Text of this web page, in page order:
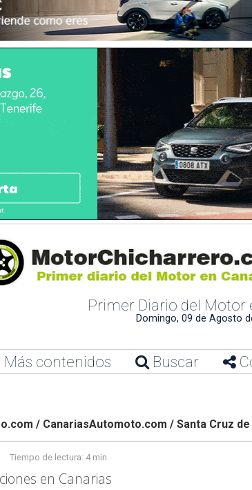
Primer Diario del Motor
Domingo, 09 de Agosto
Más contenidos Buscar
/ CanariasAutomoto.com / Santa Cruz
Tiempo de lectura: 4 min
en Canarias